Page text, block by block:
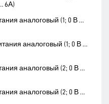
6А)
аналоговый (1; 0 В …
аналоговый (1; 0 В …
аналоговый (2; 0 В …
аналоговый (2; 0 В …